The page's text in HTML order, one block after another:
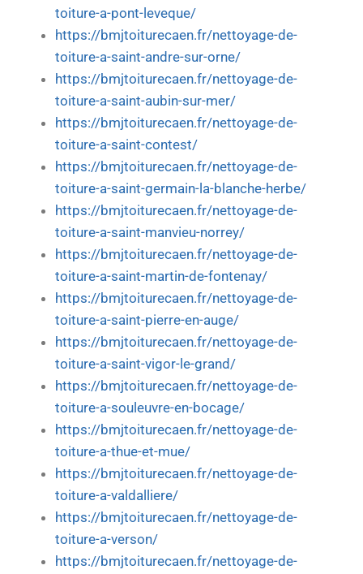
toiture-a-pont-leveque/
https://bmjtoiturecaen.fr/nettoyage-de-
toiture-a-saint-andre-sur-orne/
https://bmjtoiturecaen.fr/nettoyage-de-
toiture-a-saint-aubin-sur-mer/
https://bmjtoiturecaen.fr/nettoyage-de-
toiture-a-saint-contest/
https://bmjtoiturecaen.fr/nettoyage-de-
toiture-a-saint-germain-la-blanche-herbe/
https://bmjtoiturecaen.fr/nettoyage-de-
toiture-a-saint-manvieu-norrey/
https://bmjtoiturecaen.fr/nettoyage-de-
toiture-a-saint-martin-de-fontenay/
https://bmjtoiturecaen.fr/nettoyage-de-
toiture-a-saint-pierre-en-auge/
https://bmjtoiturecaen.fr/nettoyage-de-
toiture-a-saint-vigor-le-grand/
https://bmjtoiturecaen.fr/nettoyage-de-
toiture-a-souleuvre-en-bocage/
https://bmjtoiturecaen.fr/nettoyage-de-
toiture-a-thue-et-mue/
https://bmjtoiturecaen.fr/nettoyage-de-
toiture-a-valdalliere/
https://bmjtoiturecaen.fr/nettoyage-de-
toiture-a-verson/
https://bmjtoiturecaen.fr/nettoyage-de-